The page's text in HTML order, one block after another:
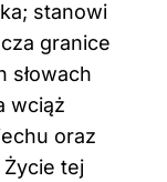
stanowi
granice
słowach
wciąż
oraz
tej